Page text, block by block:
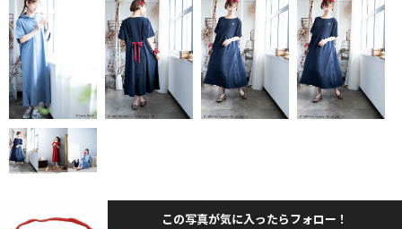
この写真が気に入ったらフォロー！